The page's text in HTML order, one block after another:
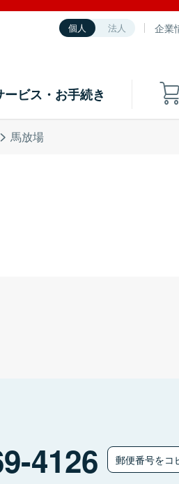
個人 法人 企業
ービス・お手続き
馬放場
4126 郵便番号をコ